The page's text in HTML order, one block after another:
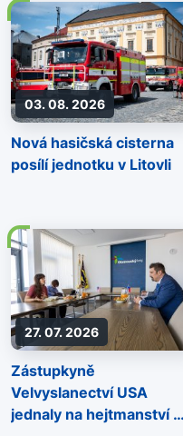
03. 08. 2026
Nová hasičská cisterna
posílí jednotku v Litovli
27. 07. 2026
Zástupkyně
Velvyslanectví USA
jednaly na hejtmanství o